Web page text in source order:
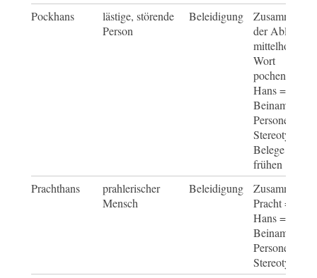
Pockhans
lästige, störende
Person
Beleidigung
der Ableitung
Wort
pochen =
Hans =
Beiname für
Stereotypen,
Belege schon
frühen 17.
Prachthans
prahlerischer
Mensch
Beleidigung
Pracht =
Hans =
Beiname für
Stereotypen